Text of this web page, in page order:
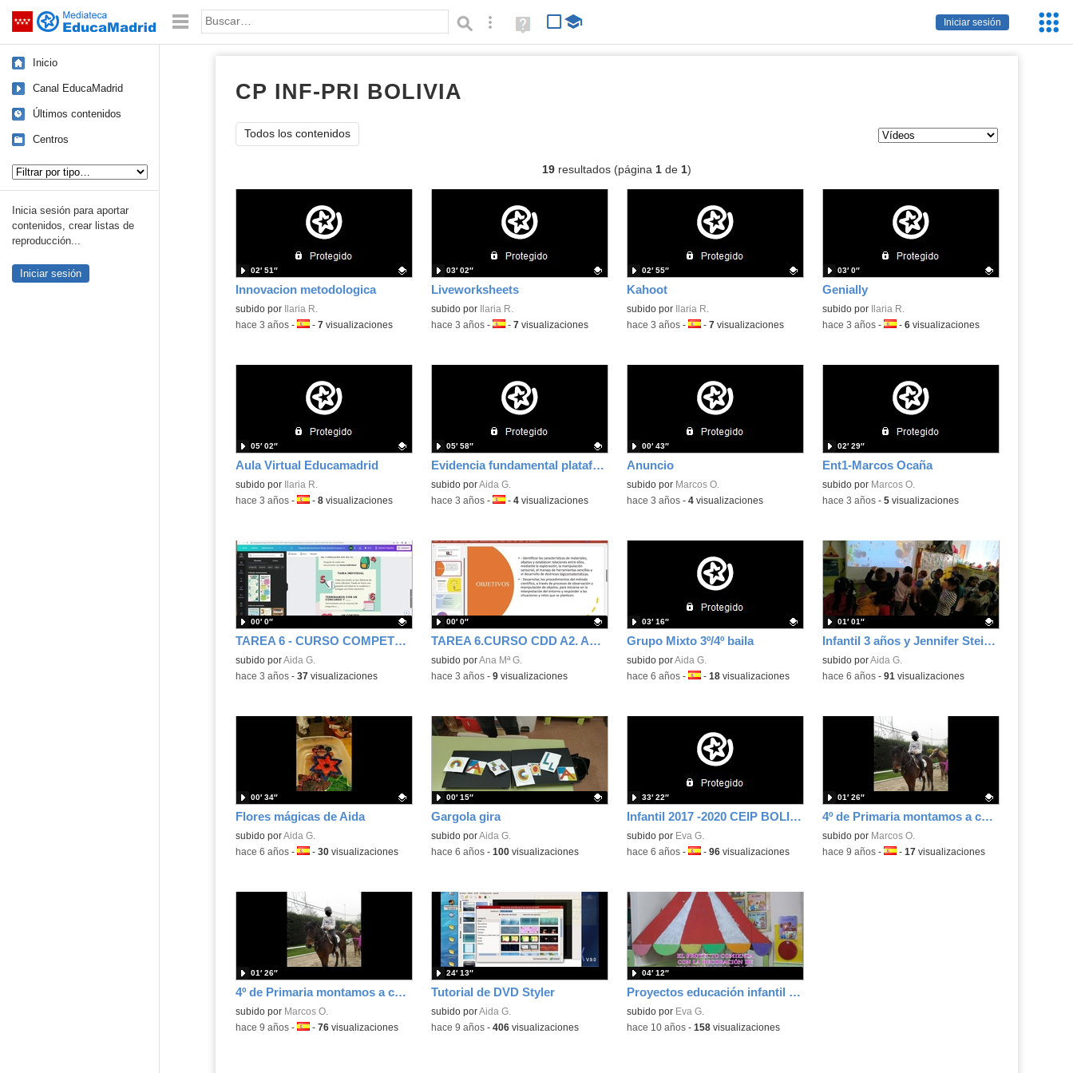
Saltar navegación
Iniciar sesión
Palabra o frase: Búsqueda avanzada
Ayuda
(en
Inicio
Canal EducaMadrid
Últimos contenidos
Centros
Inicia sesión para aportar
contenidos, crear listas de
reproducción...
Iniciar sesión
CP INF-PRI BOLIVIA
Todos los contenidos
19resultados (página 1de 1)
Innovacion metodologica
Contenido educativo.
subido por Ilaria R.
02′ 51″
-hace 3 años- Idioma:
- 7visualizaciones
Liveworksheets
Contenido educativo.
subido por Ilaria R.
03′ 02″
-hace 3 años- Idioma:
- 7visualizaciones
Kahoot
Contenido educativo.
subido por Ilaria R.
02′ 55″
-hace 3 años- Idioma:
- 7visualizaciones
Genially
Contenido educativo.
subido por Ilaria R.
03′ 0″
-hace 3 años- Idioma:
- 6visualizaciones
Aula Virtual Educamadrid
Contenido educativo.
subido por Ilaria R.
05′ 02″
-hace 3 años- Idioma:
- 8visualizaciones
Evidencia fundamental plataforma Snappet
Contenido educativo.
subido porAida G.
05′ 58″
-hace 3 años- Idioma:
- 4visualizaciones
Anuncio
subido por Marcos O.
00′ 43″
-hace 3 años- 4visualizaciones
Ent1-Marcos Ocaña
subido por Marcos O.
02′ 29″
-hace 3 años- 5visualizaciones
TAREA 6 - CURSO COMPETENCIA DIGITAL A2
Contenido educativo.
subido porAida G.
00′ 0″
-hace 3 años- 37visualizaciones
TAREA 6.CURSO CDD A2. ANA Mª GONZÁLEZ
Contenido educativo.
subido porAna Mª G.
00′ 0″
-hace 3 años- 9visualizaciones
Grupo Mixto 3º/4º baila
Contenido educativo.
subido porAida G.
03′ 16″
-hace 6 años- Idioma:
- 18visualizaciones
Infantil 3 años y Jennifer Steinkamp
Contenido educativo.
subido porAida G.
01′ 01″
-hace 6 años- 91 visualizaciones
Flores mágicas de Aida
Contenido educativo.
subido porAida G.
00′ 34″
-hace 6 años- Idioma:
- 30visualizaciones
Gargola gira
Contenido educativo.
subido porAida G.
00′ 15″
-hace 6 años- 100visualizaciones
Infantil 2017 -2020 CEIP BOLIVIA
subido por Eva G.
33′ 22″
-hace 6 años- Idioma:
- 96visualizaciones
4º de Primaria montamos a caballo
Contenido educativo.
subido por Marcos O.
01′ 26″
-hace 9 años- Idioma:
- 17visualizaciones
4º de Primaria montamos a caballo
subido por Marcos O.
01′ 26″
-hace 9 años- Idioma:
- 76visualizaciones
Tutorial de DVD Styler
subido porAida G.
24′ 13″
-hace 9 años- 406visualizaciones
Proyectos educación infantil CEIP Bolivia
subido por Eva G.
04′ 12″
-hace 10 años- 158visualizaciones